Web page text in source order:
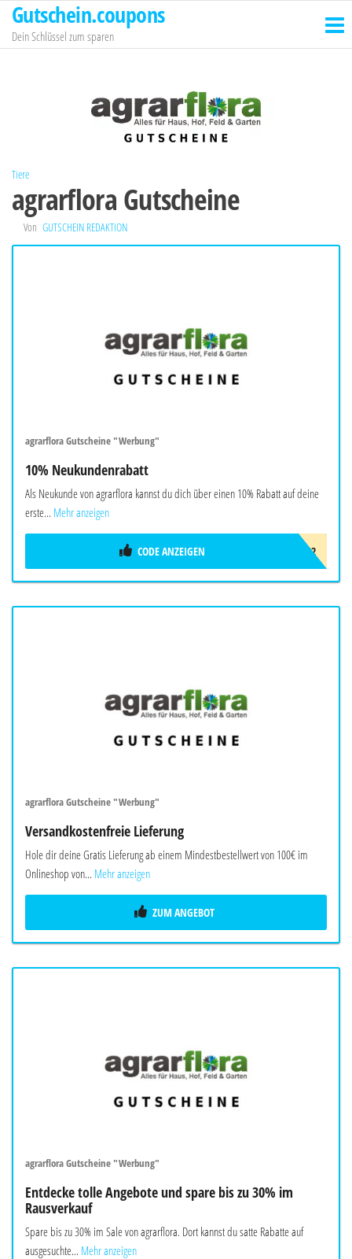
Zum
Inhalt
springen
Gutschein.coupons
Dein Schlüssel zum sparen
Tiere
agrarflora Gutscheine
Von GUTSCHEIN REDAKTION
agrarflora Gutscheine "Werbung"
10% Neukundenrabatt
Als Neukunde von agrarflora kannst du dich über einen 10% Rabatt auf deine
erste... Mehr anzeigen
NEU2022
CODE ANZEIGEN
agrarflora Gutscheine "Werbung"
Versandkostenfreie Lieferung
Hole dir deine Gratis Lieferung ab einem Mindestbestellwert von 100€ im
Onlineshop von... Mehr anzeigen
ZUM ANGEBOT
agrarflora Gutscheine "Werbung"
Entdecke tolle Angebote und spare bis zu 30% im
Rausverkauf
Spare bis zu 30% im Sale von agrarflora. Dort kannst du satte Rabatte auf
ausgesuchte... Mehr anzeigen